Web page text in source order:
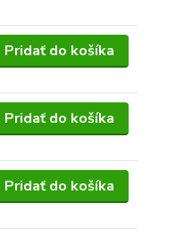
Pridať do košíka
Pridať do košíka
Pridať do košíka